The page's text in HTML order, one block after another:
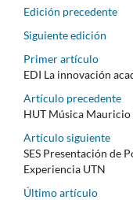
Edición precedente
Siguiente edición
Primer artículo
EDI La innovación
Artículo precedente
HUT Música Mauricio
Artículo siguiente
SES Presentación de
Experiencia UTN
Último artículo